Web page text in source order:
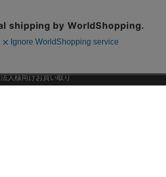
コーポレートサイト
会社概要
法人様向けお買い取り